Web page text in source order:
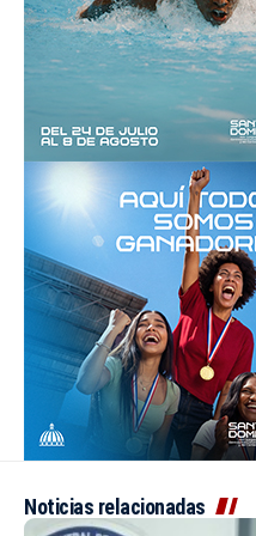
Noticias relacionadas